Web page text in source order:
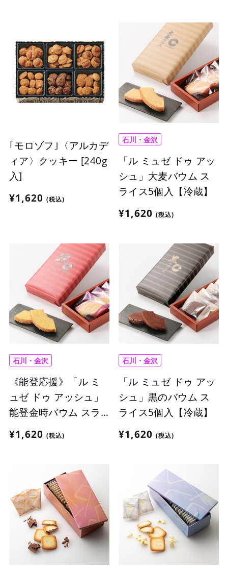
｢モロゾフ｣〈アルカデ
ィア〉クッキー [240g
入]
¥1,620 (税込)
石川・金沢
「ル ミュゼ ドゥ アッ
シュ」大麦バウム ス
ライス5個入【冷蔵】
¥1,620 (税込)
石川・金沢
《能登応援》「ル ミ
ュゼ ドゥ アッシュ」
能登金時バウム スラ
イス5個入【冷蔵】
¥1,620 (税込)
石川・金沢
「ル ミュゼ ドゥ アッ
シュ」黒のバウム ス
ライス5個入【冷蔵】
¥1,620 (税込)